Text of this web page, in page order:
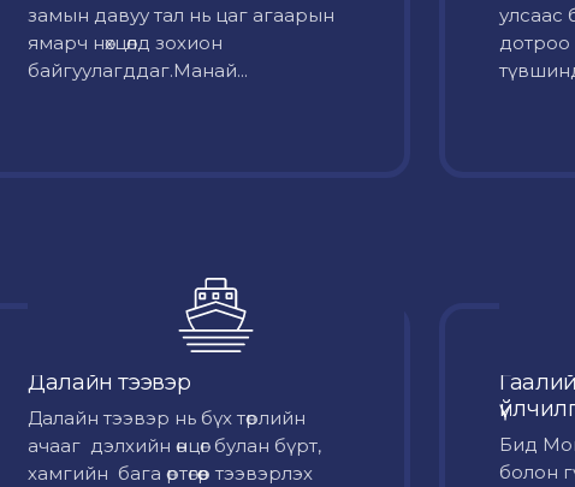
замын давуу тал нь цаг агаарын
ямарч нөхцөлд зохион
байгуулагддаг.Манай...
улсаас
дотроо
Далайн тээвэр
Далайн тээвэр нь бүх төрлийн
ачааг дэлхийн өнцөг булан бүрт,
хамгийн бага өртөгөөр тээвэрлэх
Бид
болон